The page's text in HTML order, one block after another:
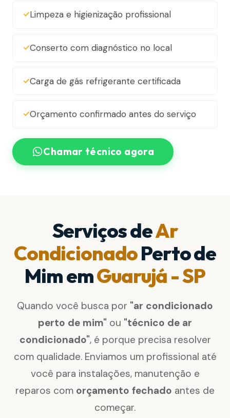
Limpeza e higienização profissional
Conserto com diagnóstico no local
Carga de gás refrigerante certificada
Orçamento confirmado antes do serviço
Chamar técnico agora
Serviços deAr
CondicionadoPerto de
Mim emGuarujá - SP
Quando você busca por "ar condicionado
perto de mim" ou "técnico de ar
condicionado", é porque precisa resolver
com qualidade. Enviamos um profissional até
você para instalações, manutenção e
reparos com orçamento fechado antes de
começar.